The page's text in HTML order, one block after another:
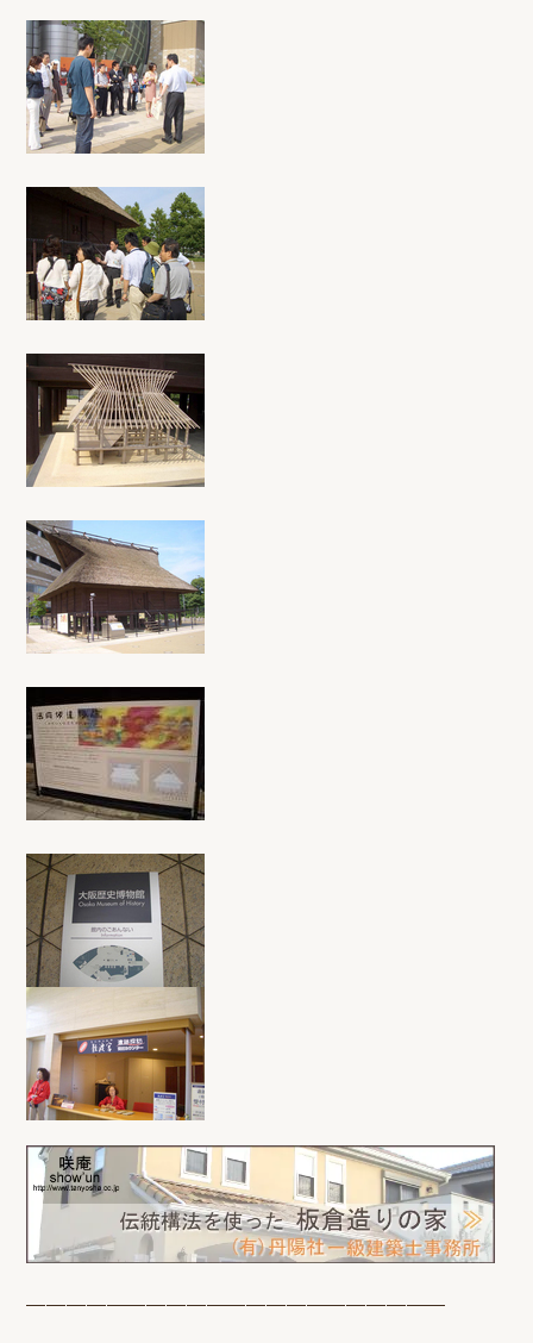
—————————————————————